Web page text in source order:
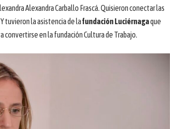
Alexandra Carballo Frascá. Quisieron conectar las
tuvieron la asistencia de lafundación Luciérnagaque
convertirse en la fundación Cultura de Trabajo.